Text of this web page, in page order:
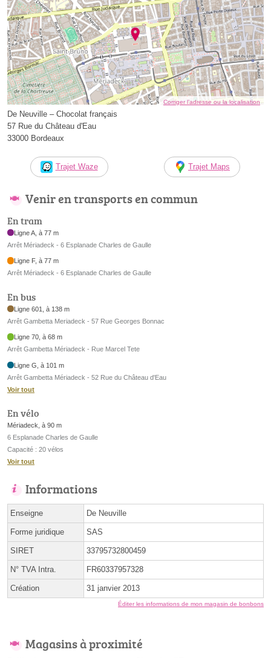
Corriger l’adresse ou la localisation
De Neuville – Chocolat français
57 Rue du Château d'Eau
33000 Bordeaux
Trajet Waze Trajet Maps
Venir en transports en commun
En tram
Ligne A, à 77 m
Arrêt Mériadeck - 6 Esplanade Charles de Gaulle
Ligne F, à 77 m
Arrêt Mériadeck - 6 Esplanade Charles de Gaulle
En bus
Ligne 601, à 138 m
Arrêt Gambetta Meriadeck - 57 Rue Georges Bonnac
Ligne 70, à 68 m
Arrêt Gambetta Mériadeck - Rue Marcel Tete
Ligne G, à 101 m
Arrêt Gambetta Mériadeck - 52 Rue du Château d'Eau
Voir tout
En vélo
Mériadeck, à 90 m
6 Esplanade Charles de Gaulle
Capacité : 20 vélos
Voir tout
Informations
Enseigne De Neuville
Forme juridique SAS
SIRET 33795732800459
N° TVA Intra. FR60337957328
Création 31 janvier 2013
Éditer les informations de mon magasin de bonbons
Magasins à proximité